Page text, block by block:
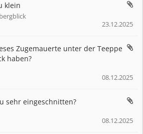
klein
23.12.2025
Zugemauerte unter der Teeppe
haben?
08.12.2025
sehr eingeschnitten?
08.12.2025